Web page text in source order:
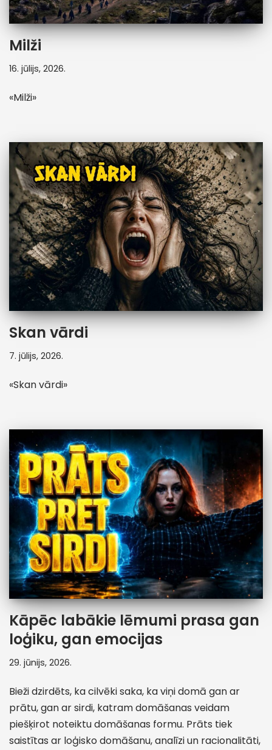
Milži
16. jūlijs, 2026.
«Milži»
Skan vārdi
7. jūlijs, 2026.
«Skan vārdi»
Kāpēc labākie lēmumi prasa gan
loģiku, gan emocijas
29. jūnijs, 2026.
Bieži dzirdēts, ka cilvēki saka, ka viņi domā gan ar
prātu, gan ar sirdi, katram domāšanas veidam
piešķirot noteiktu domāšanas formu. Prāts tiek
saistītas ar loģisko domāšanu, analīzi un racionalitāti,